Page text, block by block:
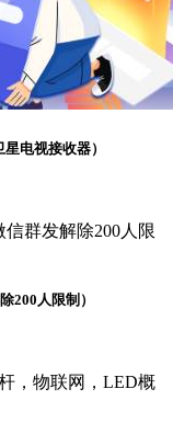
电视接收器）
200人限制）